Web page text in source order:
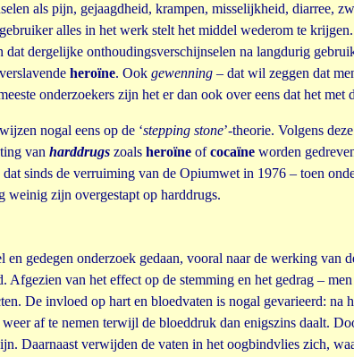
als pijn, gejaagdheid, krampen, misselijkheid, diarree,
alles in het werk stelt het middel wederom te
dergelijke onthoudingsverschijnselen na langdurig
heroïne. Ook gewenning – dat wil zeggen dat
onderzoekers zijn het er dan ook over eens dat het met
nogal eens op de ‘stepping stone’-theorie. Volgens
van harddrugs zoals heroïne ofcocaïne worden
sinds de verruiming van de Opiumwet in 1976 – toen
weinig zijn overgestapt op harddrugs.
en gedegen onderzoek gedaan, vooral naar de werking van
van het effect op de stemming en het gedrag – men
De invloed op hart en bloedvaten is nogal gevarieerd: na
af te nemen terwijl de bloeddruk dan enigszins daalt.
Daarnaast verwijden de vaten in het oogbindvlies zich,